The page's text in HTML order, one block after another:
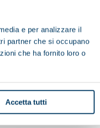
e per analizzare il
partner che si occupano
che ha fornito loro o
Accetta tutti